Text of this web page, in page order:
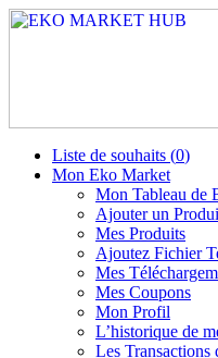
Liste de souhaits (0)
Mon Eko Market
Mon Tableau de
Ajouter un
Mes Produits
Ajoutez Fichier
Mes
Mes Coupons
Mon Profil
L’historique de
Les Transactions